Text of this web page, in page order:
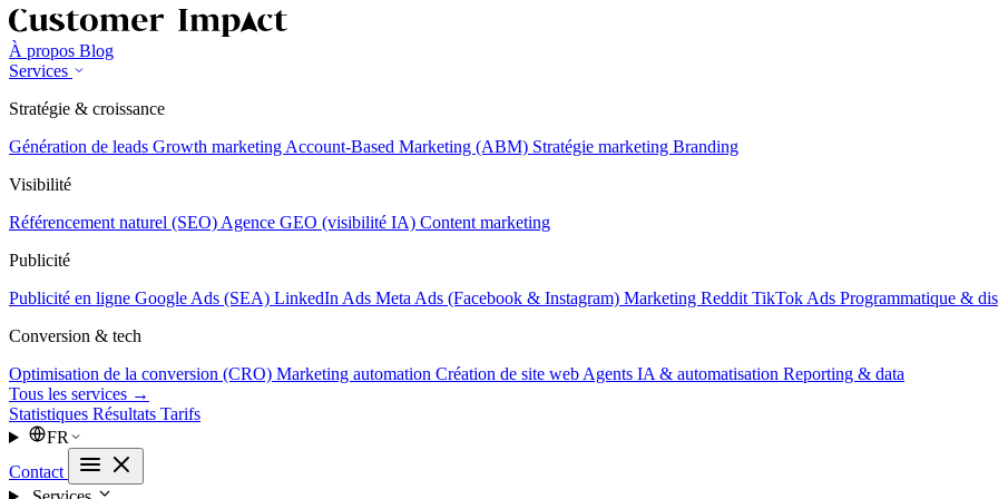
À propos Blog
Services
Stratégie & croissance
Génération de leads Growth marketing Account-Based Marketing (ABM) Stratégie marketing Branding
Visibilité
Référencement naturel (SEO) Agence GEO (visibilité IA) Content marketing
Publicité
Publicité en ligne Google Ads (SEA) LinkedIn Ads Meta Ads (Facebook & Instagram) Marketing Reddit TikTok Ads Programmatique &
Conversion & tech
Optimisation de la conversion (CRO) Marketing automation Création de site web Agents IA & automatisation Reporting & data
Tous les services →
Statistiques Résultats Tarifs
FR
Contact